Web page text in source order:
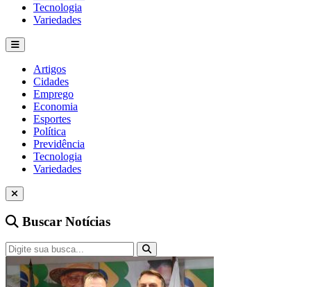
Tecnologia
Variedades
Artigos
Cidades
Emprego
Economia
Esportes
Política
Previdência
Tecnologia
Variedades
Buscar Notícias